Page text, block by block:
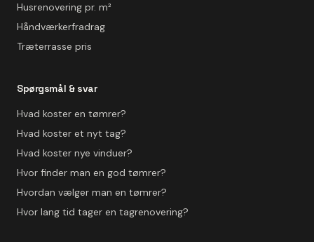
Husrenovering pr. m²
Håndværkerfradrag
Træterrasse pris
Spørgsmål & svar
Hvad koster en tømrer?
Hvad koster et nyt tag?
Hvad koster nye vinduer?
Hvor finder man en god tømrer?
Hvordan vælger man en tømrer?
Hvor lang tid tager en tagrenovering?